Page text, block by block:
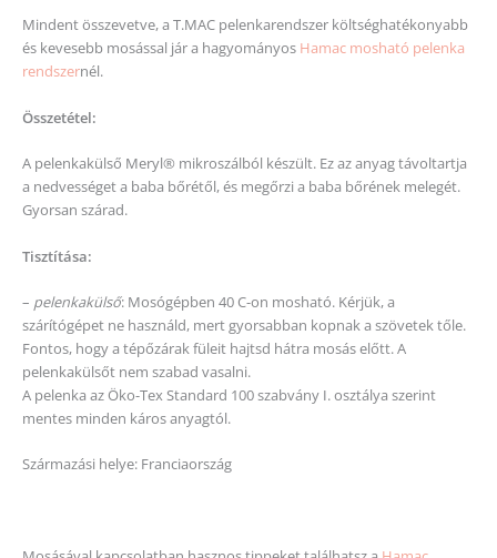
Mindent összevetve, a T.MAC pelenkarendszer költséghatékonyabb
és kevesebb mosással jár a hagyományos Hamac mosható pelenka
rendszernél.
Összetétel:
A pelenkakülső Meryl® mikroszálból készült. Ez az anyag távoltartja
a nedvességet a baba bőrétől, és megőrzi a baba bőrének melegét.
Gyorsan szárad.
Tisztítása:
– pelenkakülső: Mosógépben 40 C-on mosható. Kérjük, a
szárítógépet ne használd, mert gyorsabban kopnak a szövetek tőle.
Fontos, hogy a tépőzárak füleit hajtsd hátra mosás előtt. A
pelenkakülsőt nem szabad vasalni.
A pelenka az Öko-Tex Standard 100 szabvány I. osztálya szerint
mentes minden káros anyagtól.
Származási helye: Franciaország